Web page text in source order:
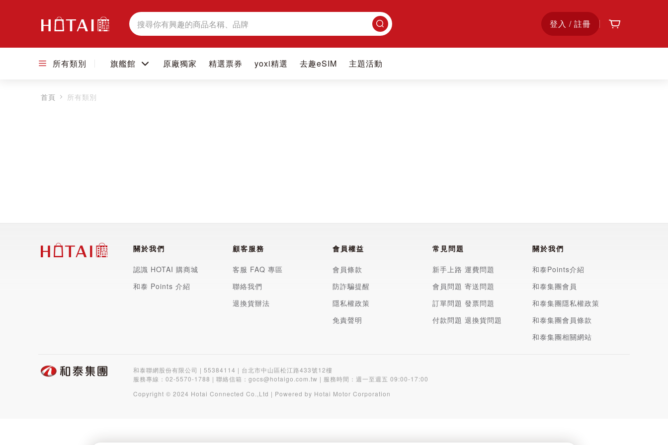
登入 / 註冊
搜
尋
搜
尋
所有類別 旗艦館 原廠獨家 精選票券 yoxi精選 去趣eSIM 主題活動
首頁 所有類別
關於我們
認識 HOTAI 購商城
和泰 Points 介紹
顧客服務
客服 FAQ 專區
聯絡我們
退換貨辦法
會員權益
會員條款
防詐騙提醒
隱私權政策
免責聲明
常見問題
新手上路
會員問題
訂單問題
付款問題
運費問題
寄送問題
發票問題
退換貨問題
關於我們
和泰Points介紹
和泰集團會員
和泰集團隱私權政策
和泰集團會員條款
和泰集團相關網站
和泰聯網股份有限公司 | 55384114 | 台北市中山區松江路433號12樓
服務專線： 02-5570-1788 | 聯絡信箱： gocs@hotaigo.com.tw | 服務時間：週一至週五 09:00-17:00
Copyright © 2024 Hotai Connected Co.,Ltd | Powered by Hotai Motor Corporation